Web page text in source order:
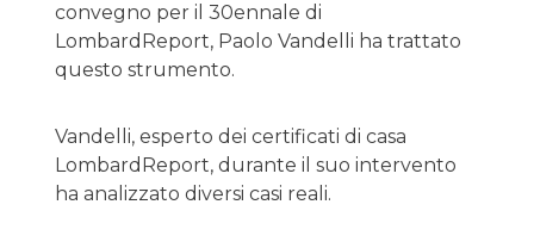
convegno per il 30ennale di
LombardReport, Paolo Vandelli ha trattato
questo strumento.
Vandelli, esperto dei certificati di casa
LombardReport, durante il suo intervento
ha analizzato diversi casi reali.